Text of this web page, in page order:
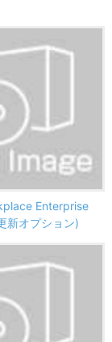
Enterprise
新オプション)